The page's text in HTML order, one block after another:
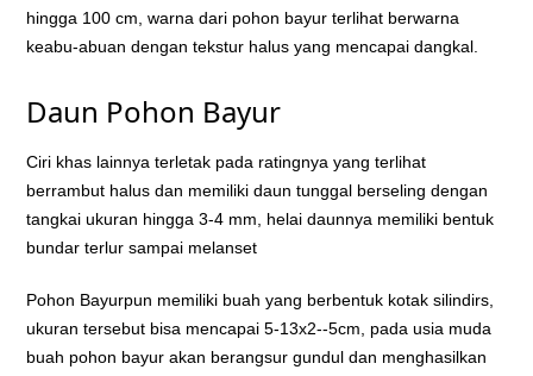
hingga 100 cm, warna dari pohon bayur terlihat berwarna
keabu-abuan dengan tekstur halus yang mencapai dangkal.
Daun Pohon Bayur
Ciri khas lainnya terletak pada ratingnya yang terlihat
berrambut halus dan memiliki daun tunggal berseling dengan
tangkai ukuran hingga 3-4 mm, helai daunnya memiliki bentuk
bundar terlur sampai melanset
Pohon Bayurpun memiliki buah yang berbentuk kotak silindirs,
ukuran tersebut bisa mencapai 5-13x2--5cm, pada usia muda
buah pohon bayur akan berangsur gundul dan menghasilkan